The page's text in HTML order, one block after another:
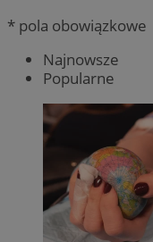
* pola obowiązkowe
Najnowsze
Popularne